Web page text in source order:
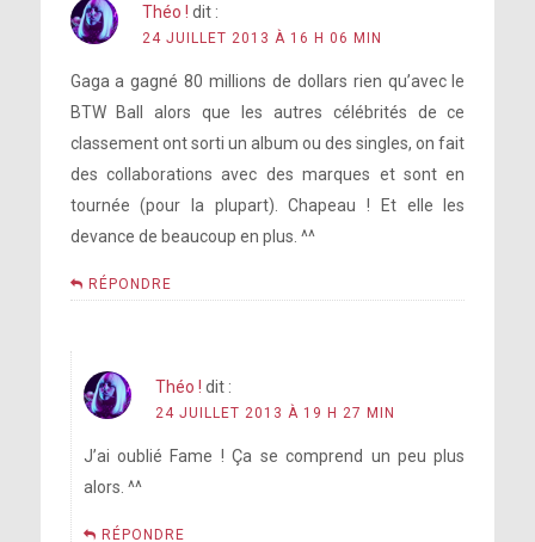
Théo ! dit :
24 JUILLET 2013 À 16 H 06 MIN
Gaga a gagné 80 millions de dollars rien qu’avec le
BTW Ball alors que les autres célébrités de ce
classement ont sorti un album ou des singles, on fait
des collaborations avec des marques et sont en
tournée (pour la plupart). Chapeau ! Et elle les
devance de beaucoup en plus. ^^
RÉPONDRE
Théo ! dit :
24 JUILLET 2013 À 19 H 27 MIN
J’ai oublié Fame ! Ça se comprend un peu plus
alors. ^^
RÉPONDRE